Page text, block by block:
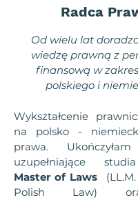
Radca
Od wielu lat
wiedzę prawną z
finansową w
polskiego i
Wykształcenie
na polsko -
prawa.
uzupełniające
Master of Laws
Polish Law)